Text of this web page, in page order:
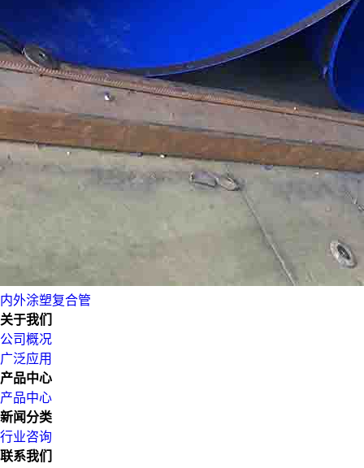
内外涂塑复合管
关于我们
公司概况
广泛应用
产品中心
产品中心
新闻分类
行业咨询
联系我们